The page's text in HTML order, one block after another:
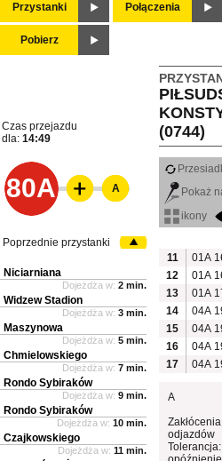
Przystanki Połączenia
Pobierz
(0744)
Czas przejazdu
dla: 14:49
80A
Pokaż
ikony
11
01A
12
01A
13
01A
14
04A
15
04A
16
04A
17
04A
A
odjazdów
A
Poprzednie przystanki
Niciarniana
Dojeżdża w: 2 min.
Widzew Stadion
Dojeżdża w: 3 min.
Maszynowa
Dojeżdża w: 5 min.
Chmielowskiego
Dojeżdża w: 7 min.
Rondo Sybiraków
Dojeżdża w: 9 min.
Rondo Sybiraków
Dojeżdża w: 10 min.
Czajkowskiego
Dojeżdża w: 11 min.